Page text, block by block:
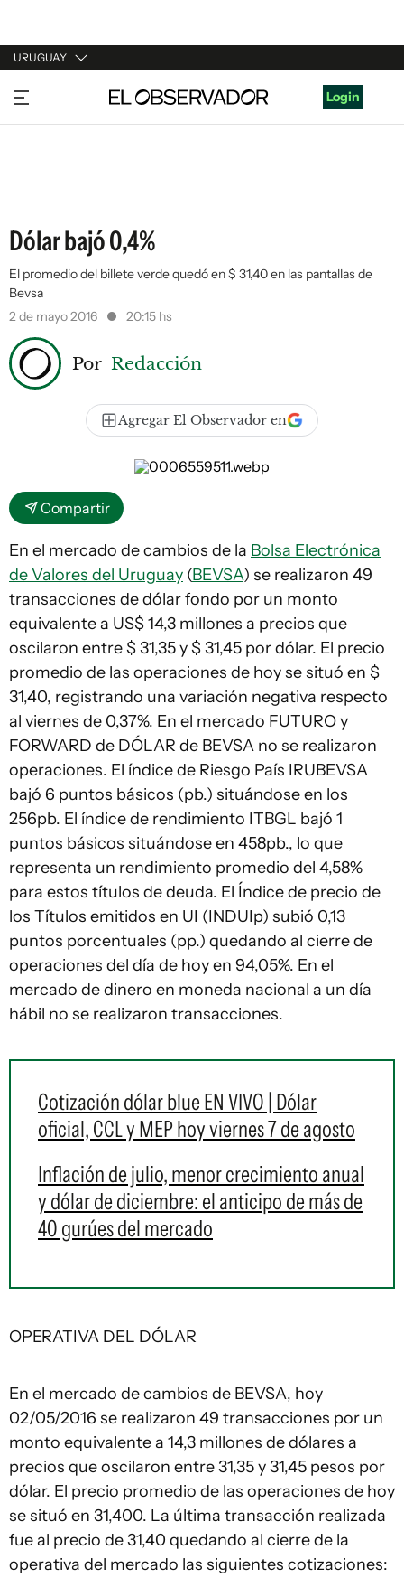
URUGUAY
URUGUAY
ARGENTINA
Login
Dólar bajó 0,4%
El promedio del billete verde quedó en $ 31,40 en las pantallas de
Bevsa
2 de mayo 2016
20:15 hs
Por Redacción
Agregar El Observador en
Compartir
En el mercado de cambios de la Bolsa Electrónica
de Valores del Uruguay (BEVSA) se realizaron 49
transacciones de dólar fondo por un monto
equivalente a US$ 14,3 millones a precios que
oscilaron entre $ 31,35 y $ 31,45 por dólar. El precio
promedio de las operaciones de hoy se situó en $
31,40, registrando una variación negativa respecto
al viernes de 0,37%. En el mercado FUTURO y
FORWARD de DÓLAR de BEVSA no se realizaron
operaciones. El índice de Riesgo País IRUBEVSA
bajó 6 puntos básicos (pb.) situándose en los
256pb. El índice de rendimiento ITBGL bajó 1
puntos básicos situándose en 458pb., lo que
representa un rendimiento promedio del 4,58%
para estos títulos de deuda. El Índice de precio de
los Títulos emitidos en UI (INDUIp) subió 0,13
puntos porcentuales (pp.) quedando al cierre de
operaciones del día de hoy en 94,05%. En el
mercado de dinero en moneda nacional a un día
hábil no se realizaron transacciones.
Cotización dólar blue EN VIVO | Dólar
oficial, CCL y MEP hoy viernes 7 de agosto
Inflación de julio, menor crecimiento anual
y dólar de diciembre: el anticipo de más de
40 gurúes del mercado
OPERATIVA DEL DÓLAR
En el mercado de cambios de BEVSA, hoy
02/05/2016 se realizaron 49 transacciones por un
monto equivalente a 14,3 millones de dólares a
precios que oscilaron entre 31,35 y 31,45 pesos por
dólar. El precio promedio de las operaciones de hoy
se situó en 31,400. La última transacción realizada
fue al precio de 31,40 quedando al cierre de la
operativa del mercado las siguientes cotizaciones: